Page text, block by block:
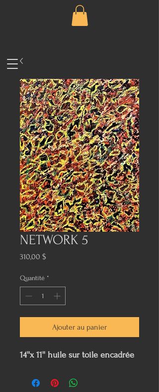
NETWORK 5
310,00 $Prix
Quantité *
Ajouter au panier
14''x 11'' huile sur toile encadrée